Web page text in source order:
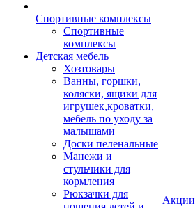
Спортивные комплексы
Спортивные
комплексы
Детская мебель
Хозтовары
Ванны, горшки,
коляски, ящики для
игрушек,кроватки,
мебель по уходу за
малышами
Доски пеленальные
Манежи и
стульчики для
кормления
Рюкзачки для
Акции